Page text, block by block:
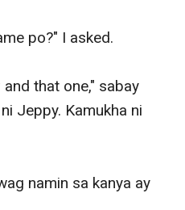
po?" I asked.
that one," sabay
Jeppy. Kamukha ni
namin sa kanya ay